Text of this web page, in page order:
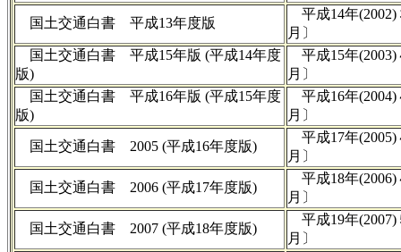
国土交通白書 平成13年度版
平成14年(2002)
月〕
国土交通白書 平成15年版 (平成14年度
版)
平成15年(2003)
月〕
国土交通白書 平成16年版 (平成15年度
版)
平成16年(2004)
月〕
国土交通白書 2005 (平成16年度版)
平成17年(2005)
月〕
国土交通白書 2006 (平成17年度版)
平成18年(2006)
月〕
国土交通白書 2007 (平成18年度版)
平成19年(2007)
月〕